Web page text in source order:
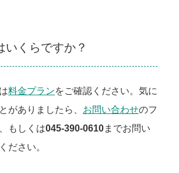
いくらですか？
料金プランをご確認ください。気に
がありましたら、 お問い合わせのフ
もしくは045-390-0610までお問い
ださい。